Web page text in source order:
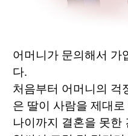
어머니가 문의해서 가
다.
처음부터 어머니의 걱
은 딸이 사람을 제대
나이까지 결혼을 못한